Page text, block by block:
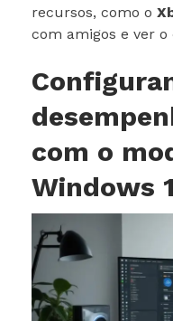
recursos, como o
com amigos e ver o
com o
Windows